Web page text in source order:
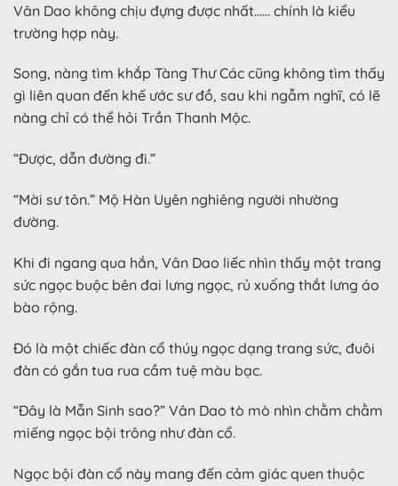
Vân Dao không chịu đựng được nhất…… chính là kiểu
trường hợp này.
Song, nàng tìm khắp Tàng Thư Các cũng không tìm thấy
gì liên quan đến khế ước sư đồ, sau khi ngẫm nghĩ, có lẽ
nàng chỉ có thể hỏi Trần Thanh Mộc.
“Được, dẫn đường đi.”
“Mời sư tôn.” Mộ Hàn Uyên nghiêng người nhường
đường.
Khi đi ngang qua hắn, Vân Dao liếc nhìn thấy một trang
sức ngọc buộc bên đai lưng ngọc, rủ xuống thắt lưng áo
bào rộng.
Đó là một chiếc đàn cổ thúy ngọc dạng trang sức, đuôi
đàn có gắn tua rua cầm tuệ màu bạc.
“Đây là Mẫn Sinh sao?” Vân Dao tò mò nhìn chằm chằm
miếng ngọc bội trông như đàn cổ.
Ngọc bội đàn cổ này mang đến cảm giác quen thuộc